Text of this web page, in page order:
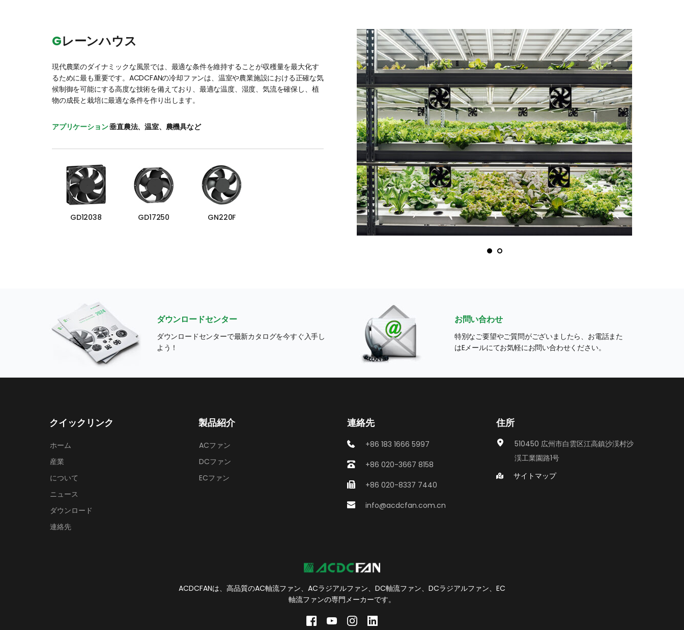
Gレーンハウス
現代農業のダイナミックな風景では、最適な条件を維持することが収穫量を最大化す
るために最も重要です。ACDCFANの冷却ファンは、温室や農業施設における正確な気
候制御を可能にする高度な技術を備えており、最適な温度、湿度、気流を確保し、植
物の成長と栽培に最適な条件を作り出します。
アプリケーション 垂直農法、温室、農機具など
GD12038 GD17250 GN220F
ダウンロードセンター
ダウンロードセンターで最新カタログを今すぐ入手し
よう！
お問い合わせ
特別なご要望やご質問がございましたら、お電話また
はEメールにてお気軽にお問い合わせください。
クイックリンク
ホーム
産業
について
ニュース
ダウンロード
連絡先
製品紹介
ACファン
DCファン
ECファン
連絡先
+86 183 1666 5997
+86 020-3667 8158
+86 020-8337 7440
info@acdcfan.com.cn
住所
510450 広州市白雲区江高鎮沙渓村沙
渓工業園路1号
サイトマップ
ACDCFANは、高品質のAC軸流ファン、ACラジアルファン、DC軸流ファン、DCラジアルファン、EC
軸流ファンの専門メーカーです。